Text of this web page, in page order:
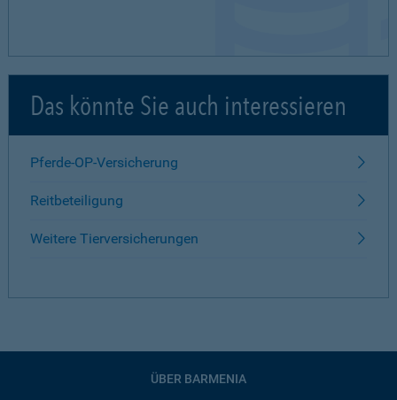
Das könnte Sie auch interessieren
Pferde-OP-Versicherung
Reitbeteiligung
Weitere Tierversicherungen
ÜBER BARMENIA